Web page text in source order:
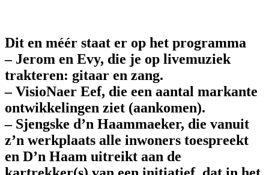
Dit en méér staat er op het programma
– Jerom en Evy, die je op livemuziek
trakteren: gitaar en zang.
– VisioNaer Eef, die een aantal markante
ontwikkelingen ziet (aankomen).
– Sjengske d’n Haammaeker, die vanuit
z’n werkplaats alle inwoners toespreekt
en D’n Haam uitreikt aan de